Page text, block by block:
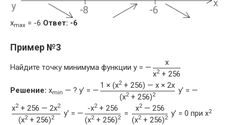
xmax = -6 Ответ: -6
Пример №3
Найдите точку минимума функции y = —
x
x2+ 256
Решение: xmin — ? y’ = —
1 × (x2+ 256) — x × 2x
(x2+ 256)2
y’ = —
x2+ 256 — 2x2
(x2+ 256)2 y’ = —
-x2+ 256
(x2+ 256)2 =
x2— 256
(x2+ 256)2 y’ = 0 при x2